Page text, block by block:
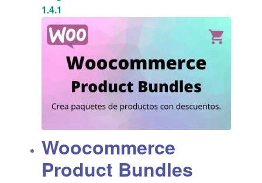
1.4.1
Woocommerce
Product Bundles